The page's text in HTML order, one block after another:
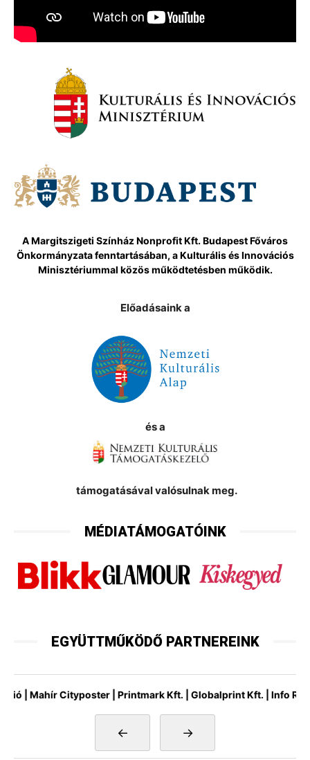
A Margitszigeti Színház Nonprofit Kft. Budapest Főváros
Önkormányzata fenntartásában, a Kulturális és Innovációs
Minisztériummal közös működtetésben működik.
Előadásaink a
és a
támogatásával valósulnak meg.
MÉDIATÁMOGATÓINK
EGYÜTTMŰKÖDŐ PARTNEREINK
Cityposter | Printmark Kft. | Globalprint Kft. | Info
← →